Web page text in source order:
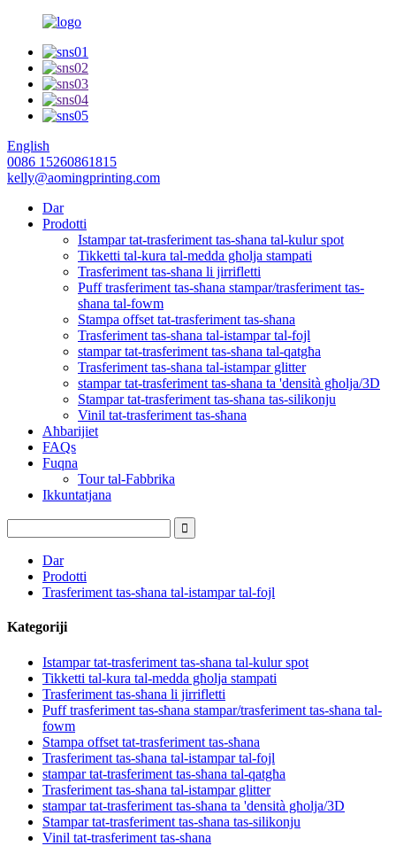
English
0086 15260861815
kelly@aomingprinting.com
Dar
Prodotti
Istampar tat-trasferiment tas-sħana tal-kulur spot
Tikketti tal-kura tal-medda għolja stampati
Trasferiment tas-sħana li jirrifletti
Puff trasferiment tas-sħana stampar/trasferiment tas-
sħana tal-fowm
Stampa offset tat-trasferiment tas-sħana
Trasferiment tas-sħana tal-istampar tal-fojl
stampar tat-trasferiment tas-sħana tal-qatgħa
Trasferiment tas-sħana tal-istampar glitter
stampar tat-trasferiment tas-sħana ta 'densità għolja/3D
Stampar tat-trasferiment tas-sħana tas-silikonju
Vinil tat-trasferiment tas-sħana
Aħbarijiet
FAQs
Fuqna
Tour tal-Fabbrika
Ikkuntatjana
Dar
Prodotti
Trasferiment tas-sħana tal-istampar tal-fojl
Kategoriji
Istampar tat-trasferiment tas-sħana tal-kulur spot
Tikketti tal-kura tal-medda għolja stampati
Trasferiment tas-sħana li jirrifletti
Puff trasferiment tas-sħana stampar/trasferiment tas-sħana tal-
fowm
Stampa offset tat-trasferiment tas-sħana
Trasferiment tas-sħana tal-istampar tal-fojl
stampar tat-trasferiment tas-sħana tal-qatgħa
Trasferiment tas-sħana tal-istampar glitter
stampar tat-trasferiment tas-sħana ta 'densità għolja/3D
Stampar tat-trasferiment tas-sħana tas-silikonju
Vinil tat-trasferiment tas-sħana